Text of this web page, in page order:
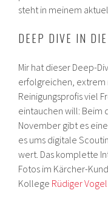
steht in meinem
DEEP DIVE IN
Mir hat dieser Deep-
erfolgreichen, extrem
Reinigungsprofis viel
eintauchen will: Beim
November gibt es
es ums digitale
wert. Das komplette
Fotos im Kärcher-
Kollege Rüdiger Vogel